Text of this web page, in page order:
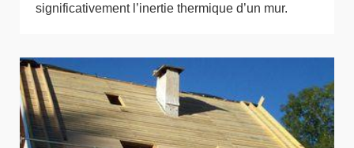
significativement l’inertie thermique d’un mur.